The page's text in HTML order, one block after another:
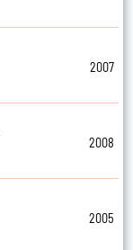
2007
2008
2005